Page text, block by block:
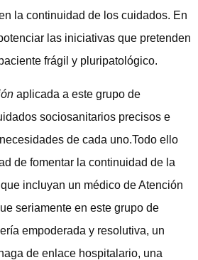
la continuidad de los cuidados. En
las iniciativas que pretenden
frágil y pluripatológico.
aplicada a este grupo de
sociosanitarios precisos e
de cada uno.Todo ello
de fomentar la continuidad de la
incluyan un médico de Atención
seriamente en este grupo de
empoderada y resolutiva, un
de enlace hospitalario, una